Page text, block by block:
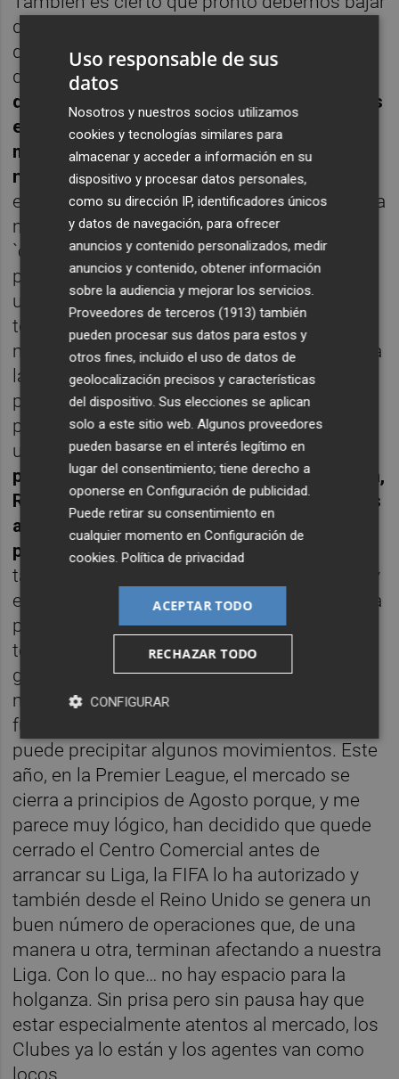
de las nubes porque la cantinela veraniega
de los fichajes y desfichajes ya se ha
desatado con toda su virulencia.
del verano ya suena con fuerza en todas las
emisoras y aquí empieza a sonar una con
mucha fuerza que lleva en su título el
nombre de Rodrigo.Es cierto que estamos
en el minuto uno de ‘ese’ partido y que queda
mucho verano por delante, tanto para el
`caso Rodrigo’ como para cualquier otro,
pero también es verdad que estamos ante
un verano diferente. Por una parte, no
tenemos ni Mundial ni Eurocopa con lo que
muchos de los movimientos que aguardan a
la finalización de este tipo de competiciones
por afectar a futbolistas que las disputan, se
pueden terminar precipitando antes de lo
usual. Por otra, los tres Clubes más
poderosos del fútbol español: FC Barcelona,
Real Madrid y Atlético, a diferencia de otros
años, van a revolucionar sus respectivos
planteles, los unos porque la urgencia de
tapar su fracaso con fichajes de relumbrón y
en el caso del Atlético, porque se le va media
plantilla y ha de reconstruir su vestuario y
todos esos movimientos acaban siempre
generando un efecto dominó que alcanza a
muchos otros clubes. Y… por si todo esto
fuera poco, también hay otro factor que
puede precipitar algunos movimientos. Este
año, en la Premier League, el mercado se
cierra a principios de Agosto porque, y me
parece muy lógico, han decidido que quede
cerrado el Centro Comercial antes de
arrancar su Liga, la FIFA lo ha autorizado y
también desde el Reino Unido se genera un
buen número de operaciones que, de una
manera u otra, terminan afectando a nuestra
Liga. Con lo que… no hay espacio para la
holganza. Sin prisa pero sin pausa hay que
estar especialmente atentos al mercado, los
Clubes ya lo están y los agentes van como
locos.
Uso responsable de sus
datos
Nosotros y nuestros socios utilizamos
cookies y tecnologías similares para
almacenar y acceder a información en su
dispositivo y procesar datos personales,
como su dirección IP, identificadores únicos
y datos de navegación, para ofrecer
anuncios y contenido personalizados, medir
anuncios y contenido, obtener información
sobre la audiencia y mejorar los servicios.
Proveedores de terceros (1913) también
pueden procesar sus datos para estos y
otros fines, incluido el uso de datos de
geolocalización precisos y características
del dispositivo. Sus elecciones se aplican
solo a este sitio web. Algunos proveedores
pueden basarse en el interés legítimo en
lugar del consentimiento; tiene derecho a
oponerse enConfiguración de publicidad
Puede retirar su consentimiento en
cualquier momento enConfiguración de
cookies .Política de privacidad
ACEPTAR TODO
RECHAZAR TODO
CONFIGURAR